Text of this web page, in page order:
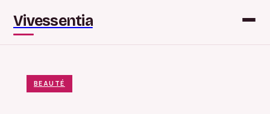
Vivessentia
BEAUTÉ